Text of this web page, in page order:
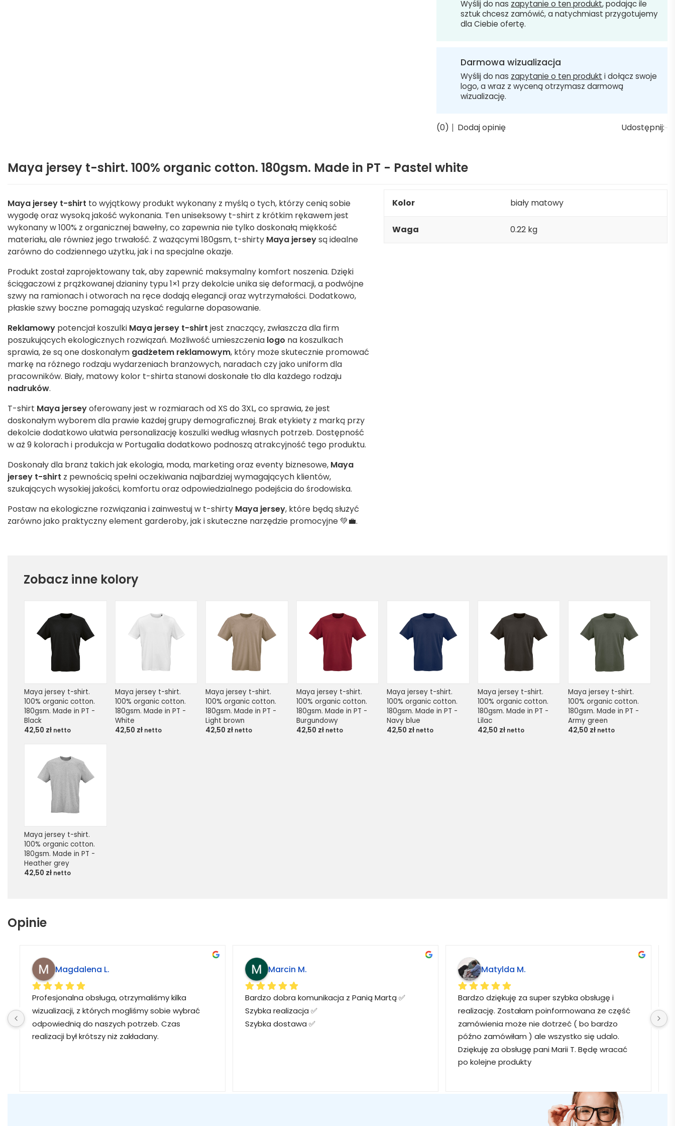
Wyślij do nas zapytanie o ten produkt, podając ile
sztuk chcesz zamówić, a natychmiast przygotujemy
dla Ciebie ofertę.
Darmowa wizualizacja
Wyślij do nas zapytanie o ten produkt i dołącz swoje
logo, a wraz z wyceną otrzymasz darmową
wizualizację.
(0) Dodaj opinię Udostępnij:
Maya jersey t-shirt. 100% organic cotton. 180gsm. Made in PT - Pastel white
Maya jersey t-shirt to wyjątkowy produkt wykonany z myślą o tych, którzy cenią sobie
wygodę oraz wysoką jakość wykonania. Ten uniseksowy t-shirt z krótkim rękawem jest
wykonany w 100% z organicznej bawełny, co zapewnia nie tylko doskonałą miękkość
materiału, ale również jego trwałość. Z ważącymi 180gsm, t-shirty Maya jerseysą idealne
zarówno do codziennego użytku, jak i na specjalne okazje.
Produkt został zaprojektowany tak, aby zapewnić maksymalny komfort noszenia. Dzięki
ściągaczowi z prążkowanej dzianiny typu 1×1 przy dekolcie unika się deformacji, a podwójne
szwy na ramionach i otworach na ręce dodają elegancji oraz wytrzymałości. Dodatkowo,
płaskie szwy boczne pomagają uzyskać regularne dopasowanie.
Reklamowy potencjał koszulki Maya jersey t-shirt jest znaczący, zwłaszcza dla firm
poszukujących ekologicznych rozwiązań. Możliwość umieszczenia logo na koszulkach
sprawia, że są one doskonałym gadżetem reklamowym, który może skutecznie promować
markę na różnego rodzaju wydarzeniach branżowych, naradach czy jako uniform dla
pracowników. Biały, matowy kolor t-shirta stanowi doskonałe tło dla każdego rodzaju
nadruków.
T-shirt Maya jerseyoferowany jest w rozmiarach od XS do 3XL, co sprawia, że jest
doskonałym wyborem dla prawie każdej grupy demograficznej. Brak etykiety z marką przy
dekolcie dodatkowo ułatwia personalizację koszulki według własnych potrzeb. Dostępność
w aż 9 kolorach i produkcja w Portugalia dodatkowo podnoszą atrakcyjność tego produktu.
Doskonały dla branż takich jak ekologia, moda, marketing oraz eventy biznesowe, Maya
jersey t-shirt z pewnością spełni oczekiwania najbardziej wymagających klientów,
szukających wysokiej jakości, komfortu oraz odpowiedzialnego podejścia do środowiska.
Postaw na ekologiczne rozwiązania i zainwestuj w t-shirty Maya jersey, które będą służyć
zarówno jako praktyczny element garderoby, jak i skuteczne narzędzie promocyjne 💚💼.
Kolor biały matowy
Waga 0.22 kg
Zobacz inne kolory
Maya jersey t-shirt.
100% organic cotton.
180gsm. Made in PT -
Black
42,50 zł netto
Maya jersey t-shirt.
100% organic cotton.
180gsm. Made in PT -
White
42,50 zł netto
Maya jersey t-shirt.
100% organic cotton.
180gsm. Made in PT -
Light brown
42,50 zł netto
Maya jersey t-shirt.
100% organic cotton.
180gsm. Made in PT -
Burgundowy
42,50 zł netto
Maya jersey t-shirt.
100% organic cotton.
180gsm. Made in PT -
Navy blue
42,50 zł netto
Maya jersey t-shirt.
100% organic cotton.
180gsm. Made in PT -
Lilac
42,50 zł netto
Maya jersey t-shirt.
100% organic cotton.
180gsm. Made in PT -
Army green
42,50 zł netto
Maya jersey t-shirt.
100% organic cotton.
180gsm. Made in PT -
Heather grey
42,50 zł netto
Opinie
Magdalena L.
Profesjonalna obsługa, otrzymaliśmy kilka
wizualizacji, z których mogliśmy sobie wybrać
odpowiednią do naszych potrzeb. Czas
realizacji był krótszy niż zakładany.
Marcin M.
Bardzo dobra komunikacja z Panią Martą ✅
Szybka realizacja ✅
Szybka dostawa ✅
Matylda M.
Bardzo dziękuję za super szybka obsługę i
realizację. Zostałam poinformowana że część
zamówienia może nie dotrzeć ( bo bardzo
późno zamówiłam ) ale wszystko się udalo.
Dziękuję za obsługę pani Marii T. Będę wracać
po kolejne produkty